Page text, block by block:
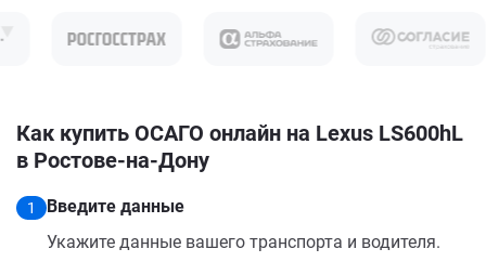
Как купить ОСАГО онлайн на Lexus LS600hL
в Ростове-на-Дону
1
Введите данные
Укажите данные вашего транспорта и водителя.